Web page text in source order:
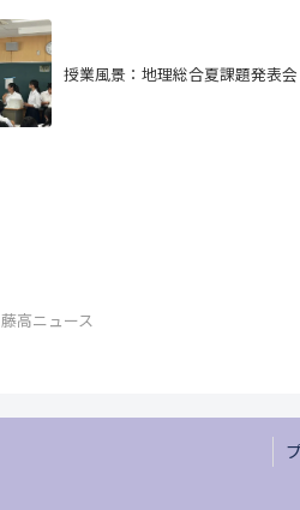
授業風景：地理総合夏課題発表会
藤高ニュース